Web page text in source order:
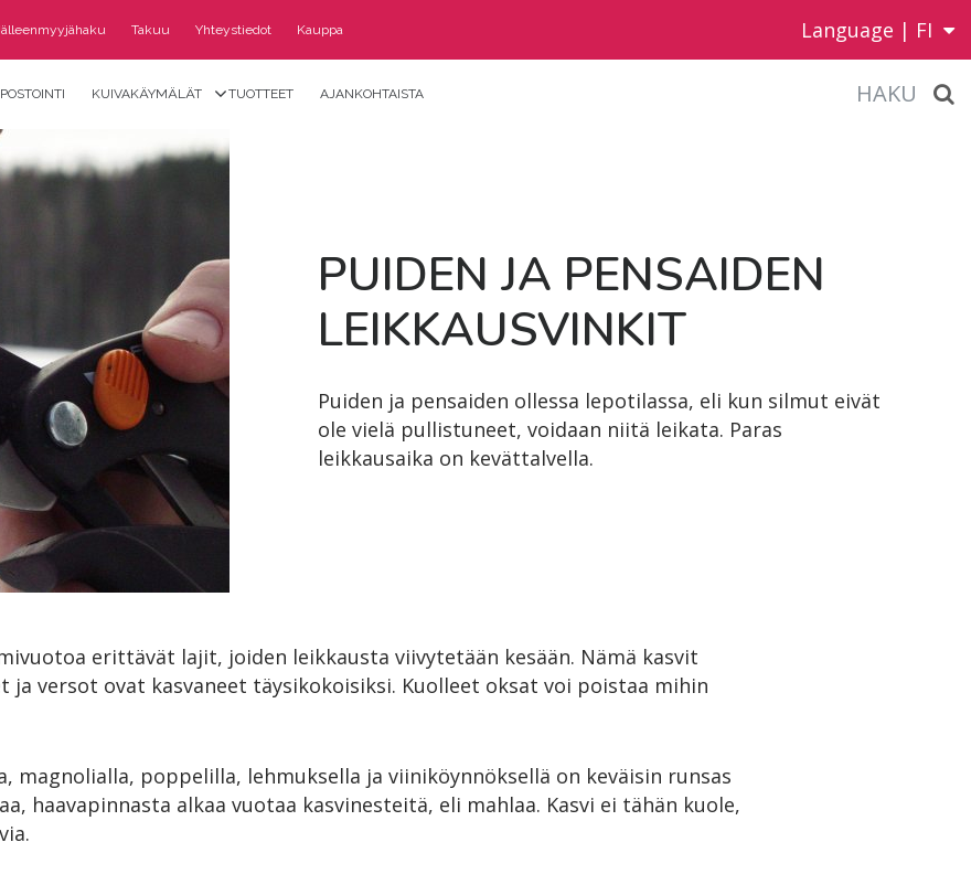
Takuu Yhteystiedot Kauppa Language | FI
KUIVAKÄYMÄLÄT TUOTTEET AJANKOHTAISTA HAKU
PUI­DEN JA PEN­SAI­DEN
LEIK­KAUS­VIN­KIT
Puiden ja pensaiden ollessa lepotilassa, eli kun silmut eivät
ole vielä pullistuneet, voidaan niitä leikata. Paras
leikkausaika on kevättalvella.
erittävät lajit, joiden leikkausta viivytetään kesään. Nämä kasvit
ja versot ovat kasvaneet täysikokoisiksi. Kuolleet oksat voi poistaa mihin
magnolialla, poppelilla, lehmuksella ja viiniköynnöksellä on keväisin runsas
haavapinnasta alkaa vuotaa kasvinesteitä, eli mahlaa. Kasvi ei tähän kuole,